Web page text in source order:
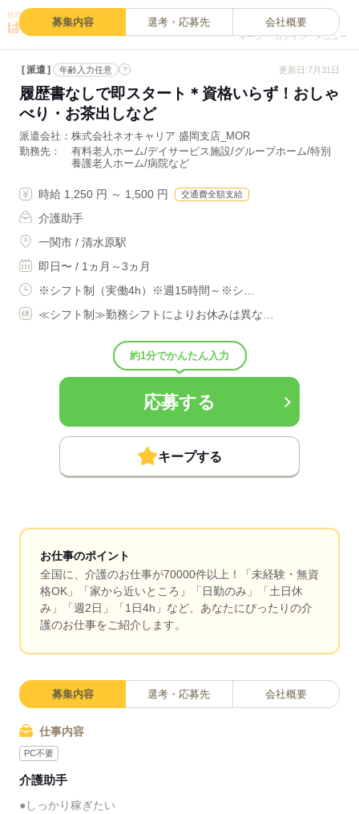
キープ ログイン メニュー
募集内容 選考・応募先 会社概要
派遣 年齢入力任意 ? 更新日:7月31日
履歴書なしで即スタート＊資格いらず！おしゃ
べり・お茶出しなど
派遣会社
株式会社ネオキャリア 盛岡支店_MOR
勤務先
有料老人ホーム/デイサービス施設/グループホーム/特別
養護老人ホーム/病院など
時給 1,250 円 ～ 1,500 円 交通費全額支給
介護助手
一関市 / 清水原駅
即日〜 / 1ヵ月～3ヵ月
※シフト制（実働4h）※週15時間～※シ…
≪シフト制≫勤務シフトによりお休みは異な…
約1分でかんたん入力
応募する
キープする
お仕事のポイント
全国に、介護のお仕事が70000件以上！「未経験・無資
格OK」「家から近いところ」「日勤のみ」「土日休
み」「週2日」「1日4h」など、あなたにぴったりの介
護のお仕事をご紹介します。
募集内容 選考・応募先 会社概要
仕事内容
PC不要
介護助手
●しっかり稼ぎたい